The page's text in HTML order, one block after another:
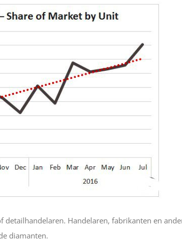
Handelaren, fabrikanten en
diamanten.